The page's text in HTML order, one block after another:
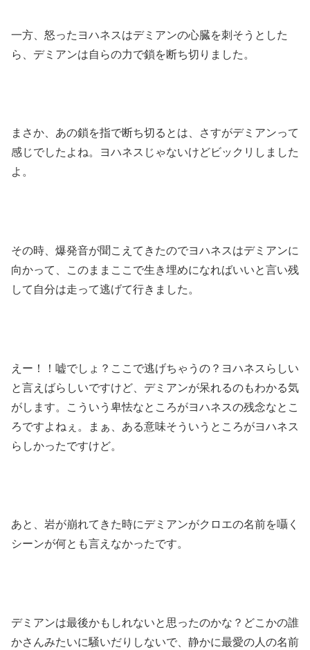
一方、怒ったヨハネスはデミアンの心臓を刺そうとした
ら、デミアンは自らの力で鎖を断ち切りました。
まさか、あの鎖を指で断ち切るとは、さすがデミアンって
感じでしたよね。ヨハネスじゃないけどビックリしました
よ。
その時、爆発音が聞こえてきたのでヨハネスはデミアンに
向かって、このままここで生き埋めになればいいと言い残
して自分は走って逃げて行きました。
えー！！嘘でしょ？ここで逃げちゃうの？ヨハネスらしい
と言えばらしいですけど、デミアンが呆れるのもわかる気
がします。こういう卑怯なところがヨハネスの残念なとこ
ろですよねぇ。まぁ、ある意味そういうところがヨハネス
らしかったですけど。
あと、岩が崩れてきた時にデミアンがクロエの名前を囁く
シーンが何とも言えなかったです。
デミアンは最後かもしれないと思ったのかな？どこかの誰
かさんみたいに騒いだりしないで、静かに最愛の人の名前